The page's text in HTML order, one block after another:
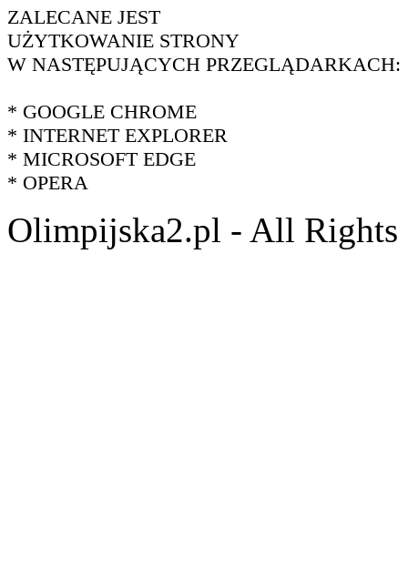
ZALECANE JEST
UŻYTKOWANIE STRONY
W NASTĘPUJĄCYCH PRZEGLĄDARKACH:
* GOOGLE CHROME
* INTERNET EXPLORER
* MICROSOFT EDGE
* OPERA
Olimpijska2.pl - All Rights